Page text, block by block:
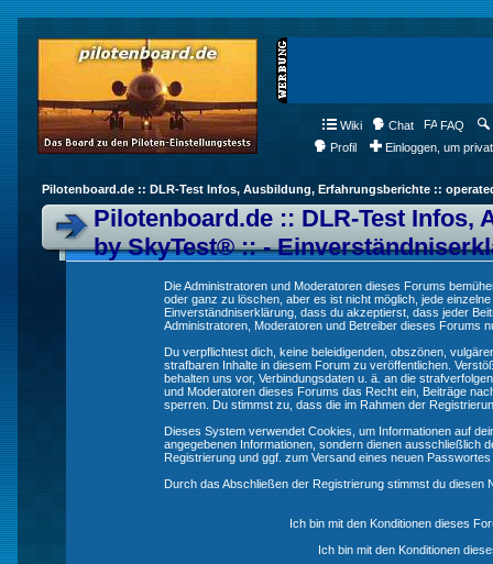
Wiki Chat FAQ
Profil
Einloggen, um
Pilotenboard.de :: DLR-Test Infos, Ausbildung, Erfahrungsberichte ::
Pilotenboard.de :: DLR-Test
by SkyTest® :: -
Die Administratoren und Moderatoren dieses Forums
oder ganz zu löschen, aber es ist nicht möglich, jede
Einverständniserklärung, dass du akzeptierst, dass jeder
Administratoren, Moderatoren und Betreiber dieses Forums
Du verpflichtest dich, keine beleidigenden, obszönen,
strafbaren Inhalte in diesem Forum zu veröffentlichen.
behalten uns vor, Verbindungsdaten u. ä. an die
und Moderatoren dieses Forums das Recht ein, Beiträge
sperren. Du stimmst zu, dass die im Rahmen der
Dieses System verwendet Cookies, um Informationen auf
angegebenen Informationen, sondern dienen ausschließlich
Registrierung und ggf. zum Versand eines neuen
Durch das Abschließen der Registrierung stimmst du diesen
Ich bin mit den Konditionen dieses
Ich bin mit den Konditionen